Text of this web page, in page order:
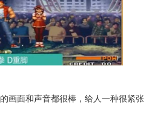
的画面和声音都很棒，给人一种很紧张